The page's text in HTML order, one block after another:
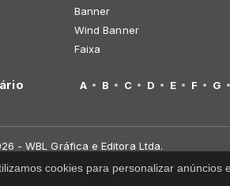
Banner
Wind Banner
Faixa
A B C D E F G
- WBL Gráfica e Editora Ltda.
cookies para personalizar